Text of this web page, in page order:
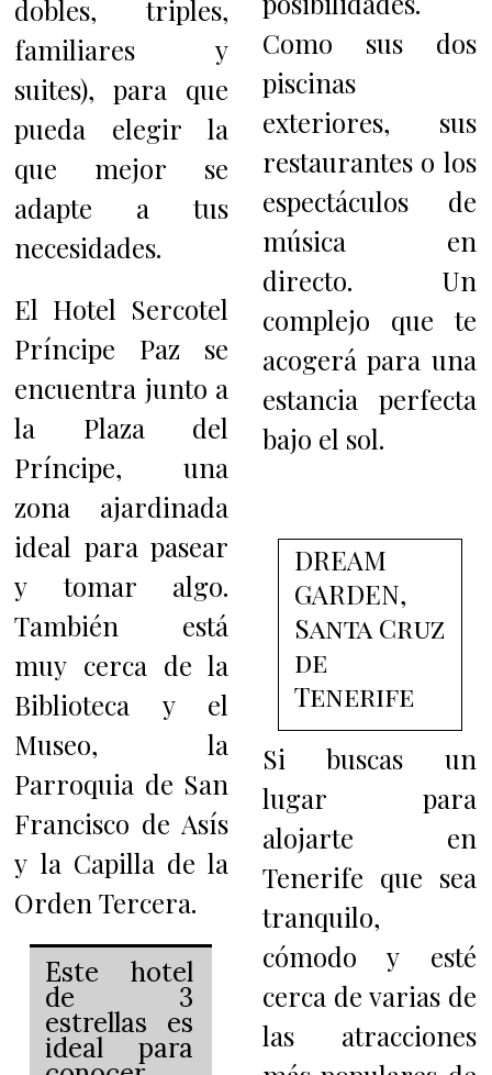
dobles, triples,
familiares y
suites), para que
pueda elegir la
que mejor se
adapte a tus
necesidades.
El Hotel Sercotel
Príncipe Paz se
encuentra junto a
la Plaza del
Príncipe, una
zona ajardinada
ideal para pasear
y tomar algo.
También está
muy cerca de la
Biblioteca y el
Museo, la
Parroquia de San
Francisco de Asís
y la Capilla de la
Orden Tercera.
Este hotel
de 3
estrellas es
ideal para
Como sus dos
piscinas
exteriores, sus
restaurantes o los
espectáculos de
música en
directo. Un
complejo que te
acogerá para una
estancia perfecta
bajo el sol.
DREAM
GARDEN,
Santa Cruz
de
Tenerife
Si buscas un
lugar para
alojarte en
Tenerife que sea
tranquilo,
cómodo y esté
cerca de varias de
las atracciones